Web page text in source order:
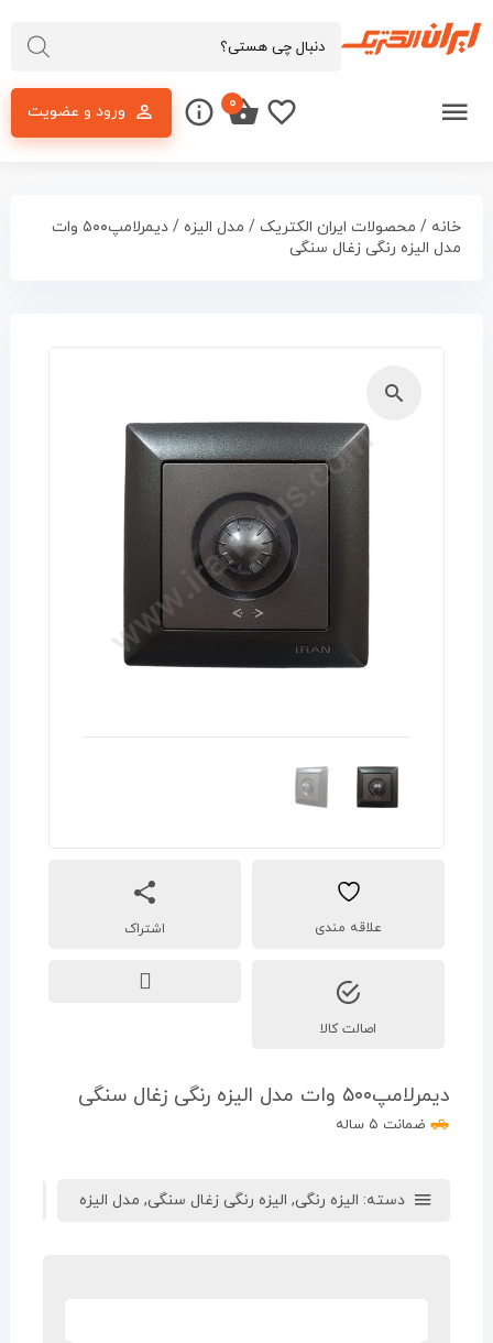
ورود و عضویت ۰
خانه / محصولات ایران الکتریک/ مدل الیزه
/ دیمرلامپ۵۰۰ وات
مدل الیزه رنگی زغال سنگی
اشتراک
اصالت کالا
دیمرلامپ۵۰۰ وات مدل الیزه رنگی زغال سنگی
ضمانت ۵ ساله
دسته: الیزه رنگی, الیزه رنگی زغال سنگی, مدل الیزه